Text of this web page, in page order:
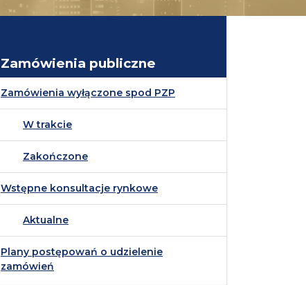
Zamówienia publiczne
Zamówienia wyłączone spod PZP
W trakcie
Zakończone
Wstępne konsultacje rynkowe
Aktualne
Plany postępowań o udzielenie
zamówień